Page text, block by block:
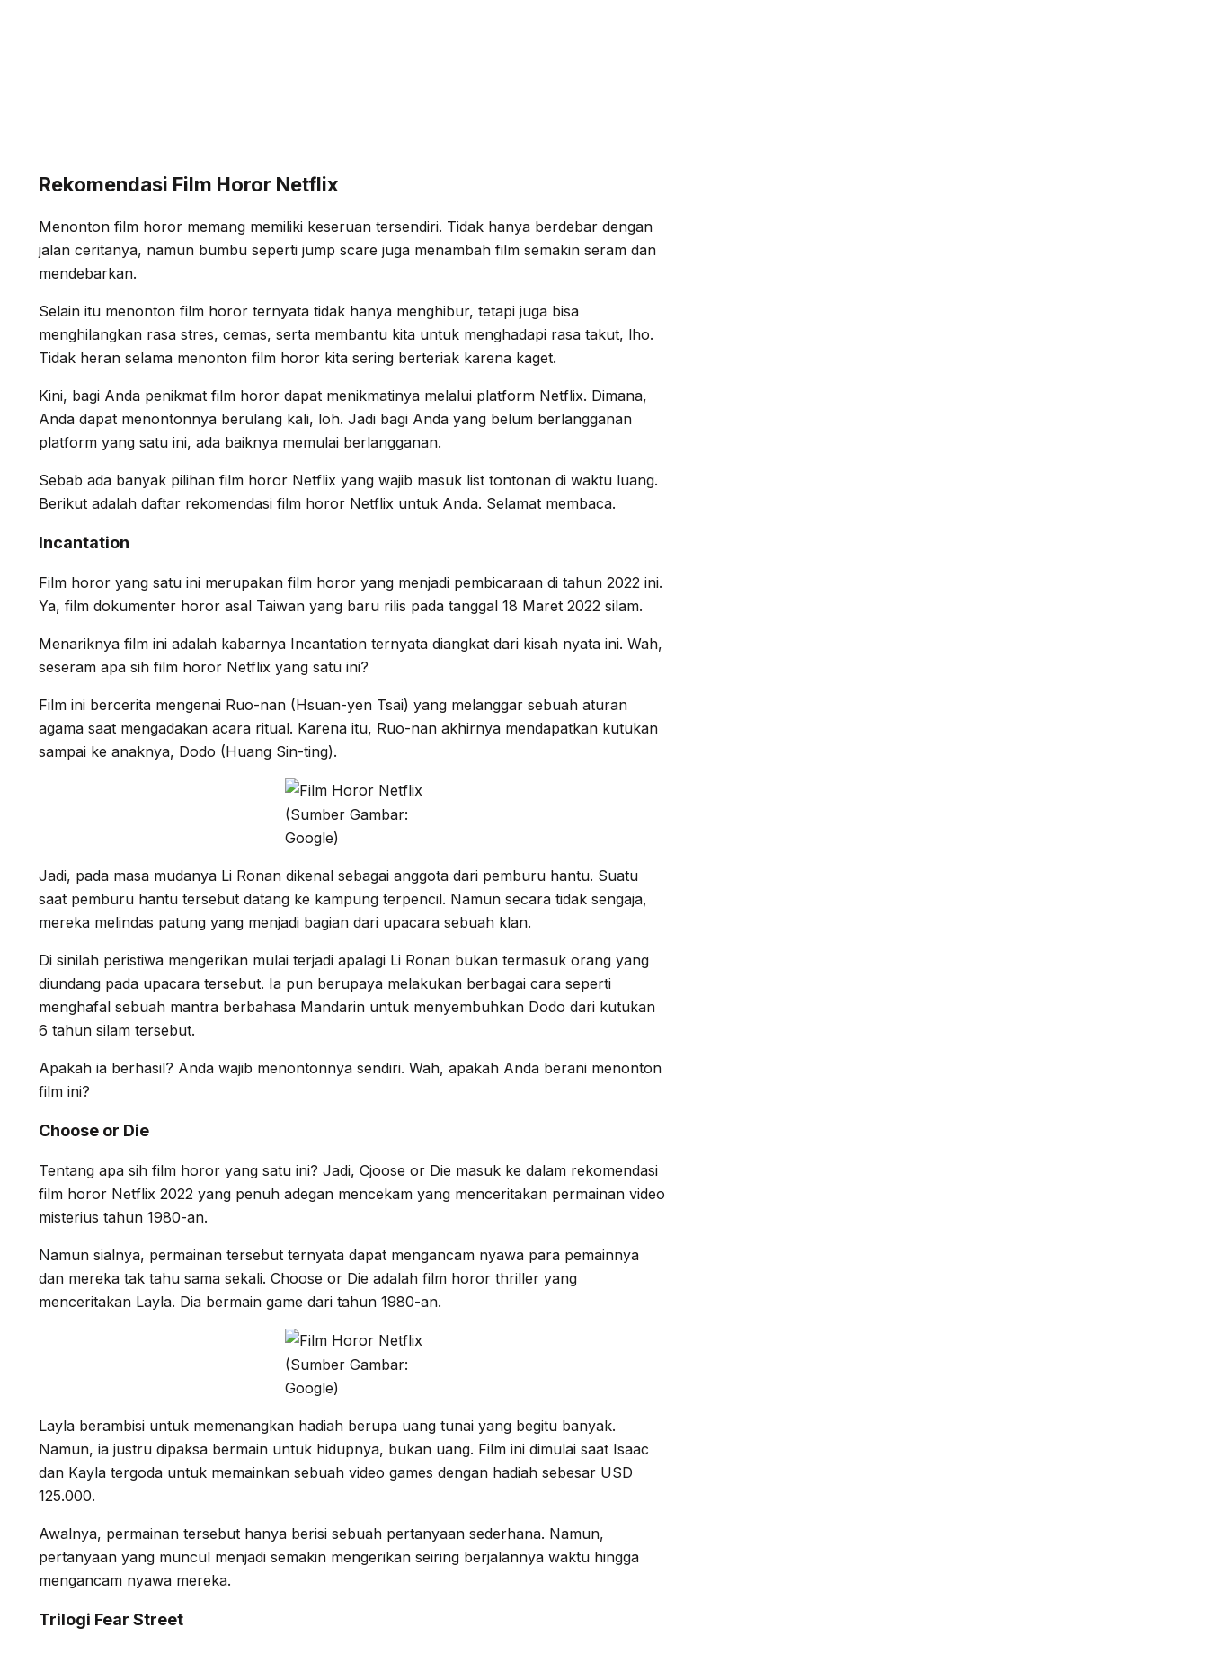
Rekomendasi Film Horor Netflix
Menonton film horor memang memiliki keseruan tersendiri. Tidak hanya berdebar dengan
jalan ceritanya, namun bumbu seperti jump scare juga menambah film semakin seram dan
mendebarkan.
Selain itu menonton film horor ternyata tidak hanya menghibur, tetapi juga bisa
menghilangkan rasa stres, cemas, serta membantu kita untuk menghadapi rasa takut, lho.
Tidak heran selama menonton film horor kita sering berteriak karena kaget.
Kini, bagi Anda penikmat film horor dapat menikmatinya melalui platform Netflix. Dimana,
Anda dapat menontonnya berulang kali, loh. Jadi bagi Anda yang belum berlangganan
platform yang satu ini, ada baiknya memulai berlangganan.
Sebab ada banyak pilihan film horor Netflix yang wajib masuk list tontonan di waktu luang.
Berikut adalah daftar rekomendasi film horor Netflix untuk Anda. Selamat membaca.
Incantation
Film horor yang satu ini merupakan film horor yang menjadi pembicaraan di tahun 2022 ini.
Ya, film dokumenter horor asal Taiwan yang baru rilis pada tanggal 18 Maret 2022 silam.
Menariknya film ini adalah kabarnya Incantation ternyata diangkat dari kisah nyata ini. Wah,
seseram apa sih film horor Netflix yang satu ini?
Film ini bercerita mengenai Ruo-nan (Hsuan-yen Tsai) yang melanggar sebuah aturan
agama saat mengadakan acara ritual. Karena itu, Ruo-nan akhirnya mendapatkan kutukan
sampai ke anaknya, Dodo (Huang Sin-ting).
(Sumber Gambar:
Google)
Jadi, pada masa mudanya Li Ronan dikenal sebagai anggota dari pemburu hantu. Suatu
saat pemburu hantu tersebut datang ke kampung terpencil. Namun secara tidak sengaja,
mereka melindas patung yang menjadi bagian dari upacara sebuah klan.
Di sinilah peristiwa mengerikan mulai terjadi apalagi Li Ronan bukan termasuk orang yang
diundang pada upacara tersebut. Ia pun berupaya melakukan berbagai cara seperti
menghafal sebuah mantra berbahasa Mandarin untuk menyembuhkan Dodo dari kutukan
6 tahun silam tersebut.
Apakah ia berhasil? Anda wajib menontonnya sendiri. Wah, apakah Anda berani menonton
film ini?
Choose or Die
Tentang apa sih film horor yang satu ini? Jadi, Cjoose or Die masuk ke dalam rekomendasi
film horor Netflix 2022 yang penuh adegan mencekam yang menceritakan permainan video
misterius tahun 1980-an.
Namun sialnya, permainan tersebut ternyata dapat mengancam nyawa para pemainnya
dan mereka tak tahu sama sekali. Choose or Die adalah film horor thriller yang
menceritakan Layla. Dia bermain game dari tahun 1980-an.
(Sumber Gambar:
Google)
Layla berambisi untuk memenangkan hadiah berupa uang tunai yang begitu banyak.
Namun, ia justru dipaksa bermain untuk hidupnya, bukan uang. Film ini dimulai saat Isaac
dan Kayla tergoda untuk memainkan sebuah video games dengan hadiah sebesar USD
125.000.
Awalnya, permainan tersebut hanya berisi sebuah pertanyaan sederhana. Namun,
pertanyaan yang muncul menjadi semakin mengerikan seiring berjalannya waktu hingga
mengancam nyawa mereka.
Trilogi Fear Street